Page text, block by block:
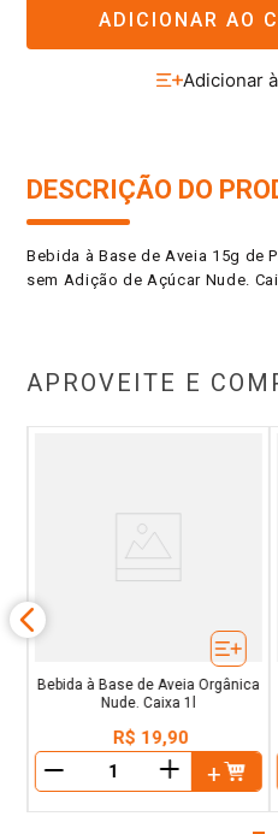
ADICIONAR AO
DESCRIÇÃO DO
Bebida à Base de Aveia 15g de
sem Adição de Açúcar Nude.
APROVEITE E
Bebida à Base de Aveia Orgânica
Nude. Caixa 1l
R$ 19,90
＋